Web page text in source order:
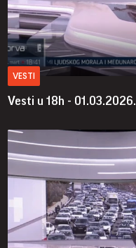
VESTI
Vesti u 18h - 01.03.2026.